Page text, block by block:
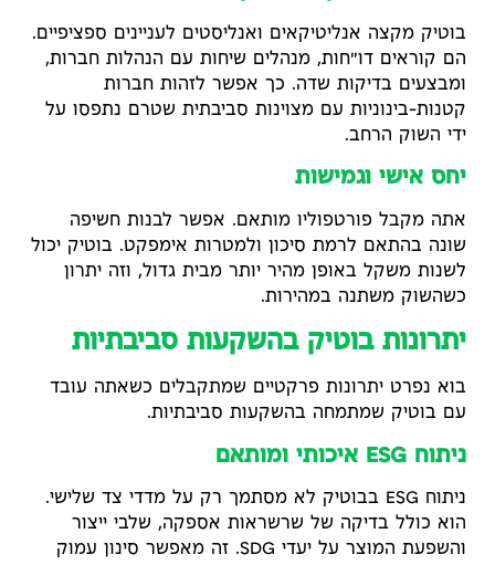
בוטיק מקצה אנליטיקאים ואנליסטים לעניינים ספציפיים.
הם קוראים דו"חות, מנהלים שיחות עם הנהלות חברות,
ומבצעים בדיקות שדה. כך אפשר לזהות חברות
קטנות-בינוניות עם מצוינות סביבתית שטרם נתפסו על
ידי השוק הרחב.
יחס אישי וגמישות
אתה מקבל פורטפוליו מותאם. אפשר לבנות חשיפה
שונה בהתאם לרמת סיכון ולמטרות אימפקט. בוטיק יכול
לשנות משקל באופן מהיר יותר מבית גדול, וזה יתרון
כשהשוק משתנה במהירות.
יתרונות בוטיק בהשקעות סביבתיות
בוא נפרט יתרונות פרקטיים שמתקבלים כשאתה עובד
עם בוטיק שמתמחה בהשקעות סביבתיות.
ניתוח ESG איכותי ומותאם
ניתוח ESG בבוטיק לא מסתמך רק על מדדי צד שלישי.
הוא כולל בדיקה של שרשראות אספקה, שלבי ייצור
והשפעת המוצר על יעדי SDG. זה מאפשר סינון עמוק